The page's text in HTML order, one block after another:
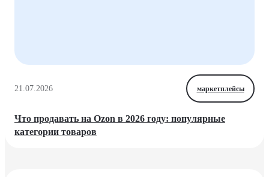
21.07.2026 маркетплейсы
Что продавать на Ozon в 2026 году: популярные
категории товаров